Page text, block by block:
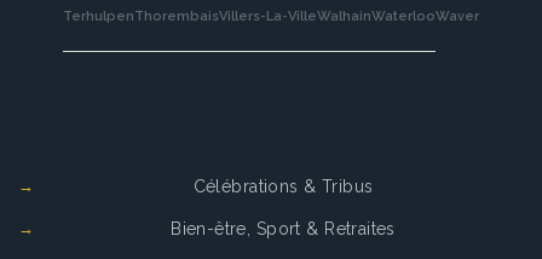
TerhulpenThorembaisVillers-La-VilleWalhainWaterlooWaver
Célébrations & Tribus
Bien-être, Sport & Retraites